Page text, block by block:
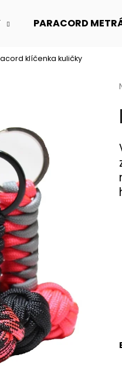
PARACORD
klíčenka kuličky
z
potřebujete
Doporučujeme